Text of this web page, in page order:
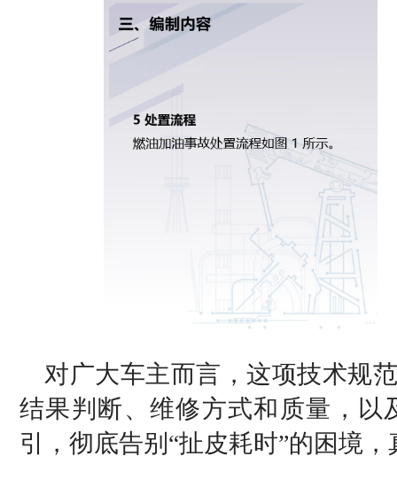
对广大车主而言，这项技术规
结果判断、维修方式和质量，
引，彻底告别“扯皮耗时”的困境